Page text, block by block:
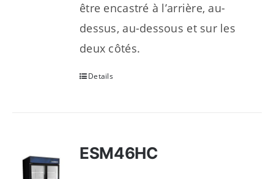
être encastré à l’arrière, au-
dessus, au-dessous et sur les
deux côtés.
Details
ESM46HC